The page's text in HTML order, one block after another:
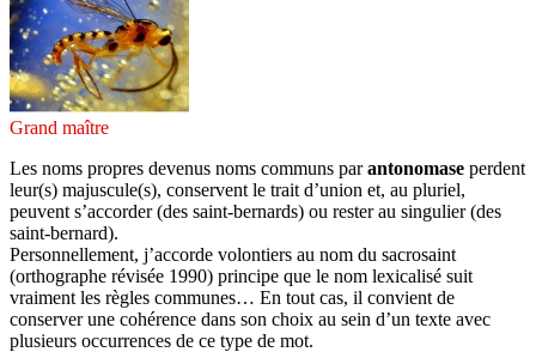
Grand maître
Les noms propres devenus noms communs parantonomase perdent
leur(s) majuscule(s), conservent le trait d’union et, au pluriel,
peuvent s’accorder (des saint-bernards) ou rester au singulier (des
saint-bernard).
Personnellement, j’accorde volontiers au nom du sacrosaint
(orthographe révisée 1990) principe que le nom lexicalisé suit
vraiment les règles communes… En tout cas, il convient de
conserver une cohérence dans son choix au sein d’un texte avec
plusieurs occurrences de ce type de mot.